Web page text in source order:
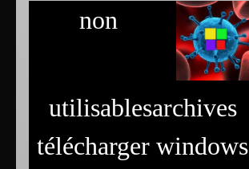
non
utilisablesarchives
télécharger windows